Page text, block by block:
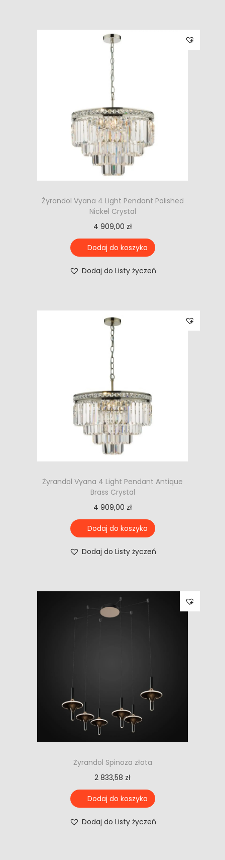
Żyrandol Vyana 4 Light Pendant Polished
Nickel Crystal
4 909,00 zł
Dodaj do koszyka
Dodaj do Listy życzeń
Żyrandol Vyana 4 Light Pendant Antique
Brass Crystal
4 909,00 zł
Dodaj do koszyka
Dodaj do Listy życzeń
Żyrandol Spinoza złota
2 833,58 zł
Dodaj do koszyka
Dodaj do Listy życzeń